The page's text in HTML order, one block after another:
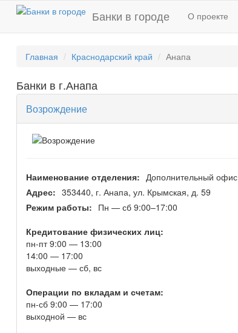
Банки в городе О проекте
Главная Краснодарский край Анапа
Банки в г.Анапа
Возрождение
Наименование отделения: Дополнительный офис
Адрес: 353440, г. Анапа, ул. Крымская, д. 59
Режим работы: Пн — сб 9:00–17:00
Кредитование физических лиц:
пн-пт 9:00 — 13:00
14:00 — 17:00
выходные — сб, вс
Операции по вкладам и счетам:
пн-сб 9:00 — 17:00
выходной — вс